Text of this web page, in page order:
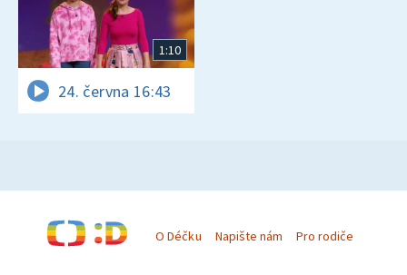
1:10
24. června 16:43
O Déčku Napište nám Pro rodiče